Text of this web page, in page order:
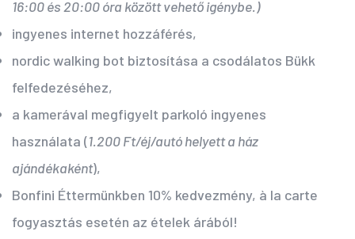
16:00 és 20:00 óra között vehető igénybe.)
ingyenes internet hozzáférés,
nordic walking bot biztosítása a csodálatos Bükk
felfedezéséhez,
a kamerával megfigyelt parkoló ingyenes
használata (1.200 Ft/éj/autó helyett a ház
ajándékaként),
Bonfini Éttermünkben 10% kedvezmény, à la carte
fogyasztás esetén az ételek árából!